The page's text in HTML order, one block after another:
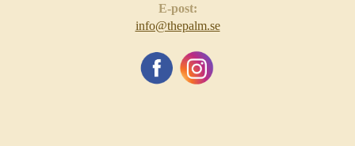
E-post:
info@thepalm.se